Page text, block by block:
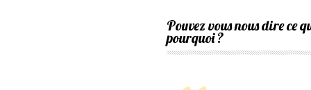
Pouvez vous nous dire ce
pourquoi ?